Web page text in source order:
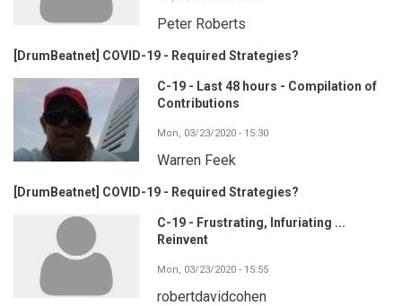
Peter Roberts
[DrumBeatnet] COVID-19 - Required Strategies?
C-19 - Last 48 hours - Compilation of
Contributions
Mon, 03/23/2020 - 15:30
Warren Feek
[DrumBeatnet] COVID-19 - Required Strategies?
C-19 - Frustrating, Infuriating ...
Reinvent
Mon, 03/23/2020 - 15:55
robertdavidcohen